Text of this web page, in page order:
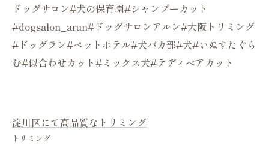
ドッグサロン#犬の保育園#シャンプーカット
#dogsalon_arun#ドッグサロンアルン#大阪トリミング
#ドッグラン#ペットホテル#犬バカ部#犬#いぬすたぐら
む#似合わせカット#ミックス犬#テディベアカット
淀川区にて高品質なトリミング
トリミング